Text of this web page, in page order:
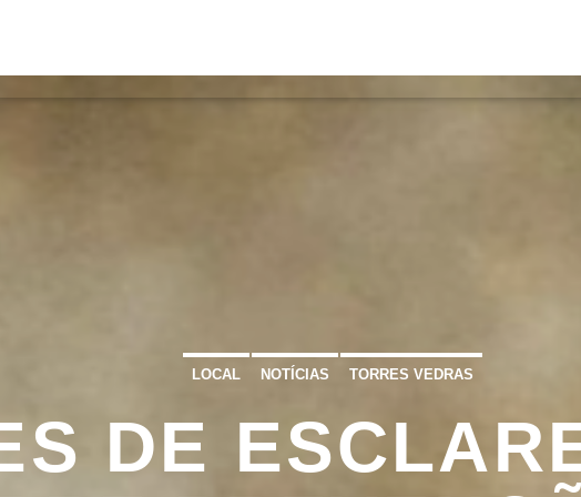
LOCAL NOTÍCIAS TORRES VEDRAS
DE